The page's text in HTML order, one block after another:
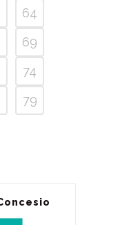
64
69
74
79